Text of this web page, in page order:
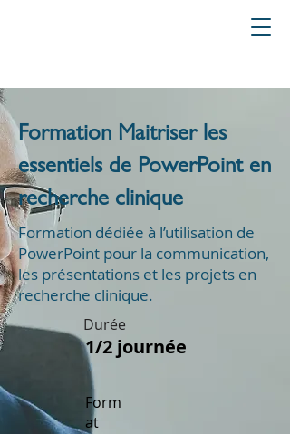
Formation Maitriser les
essentiels de PowerPoint en
recherche clinique
Formation dédiée à l’utilisation de
PowerPoint pour la communication,
les présentations et les projets en
recherche clinique.
Durée
1/2 journée
Form
at